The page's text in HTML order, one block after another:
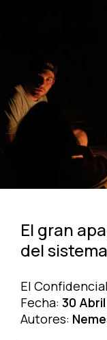
El gran
del
El Confidencial
Fecha: 30
Autores: